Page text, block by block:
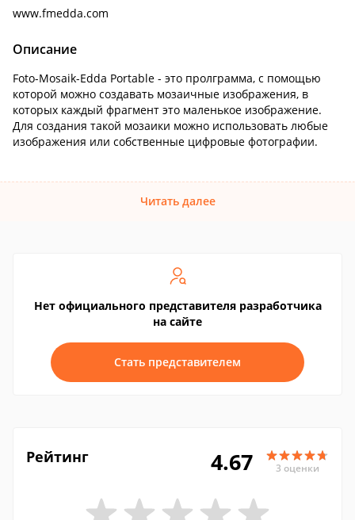
www.fmedda.com
Описание
Foto-Mosaik-Edda Portable - это пролграмма, с помощью
которой можно создавать мозаичные изображения, в
которых каждый фрагмент это маленькое изображение.
Для создания такой мозаики можно использовать любые
изображения или собственные цифровые фотографии.
Читать далее
Нет официального представителя разработчика
на сайте
Стать представителем
Рейтинг 4.67 3 оценки